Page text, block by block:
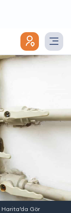
Harita’da Gör